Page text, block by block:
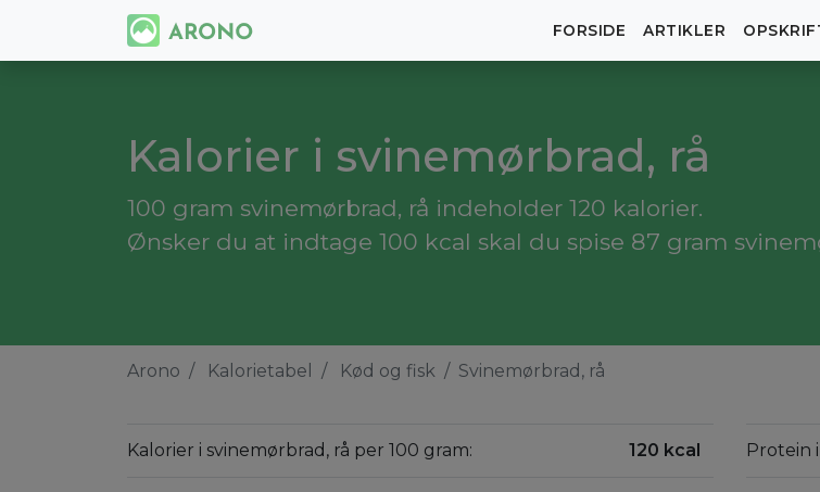
FORSIDE ARTIKLER
Kalorier i svinemørbrad, rå
100 gram svinemørbrad, rå indeholder 120 kalorier.
Ønsker du at indtage 100 kcal skal du spise 87 gram
Arono Kalorietabel Kød og fisk Svinemørbrad, rå
Kalorier i svinemørbrad, rå per 100 gram: 120 kcal Protein